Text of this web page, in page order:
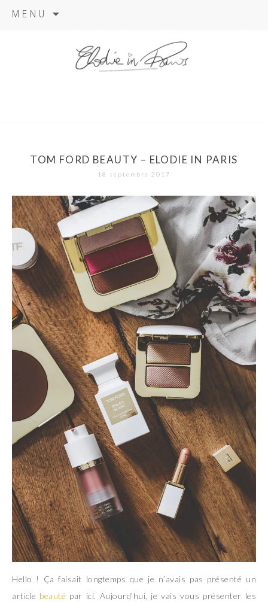
MENU
TOM FORD BEAUTY – ELODIE IN PARIS
18 septembre 2017
Hello ! Ça faisait longtemps que je n’avais pas présenté un
article beauté par ici. Aujourd’hui, je vais vous présenter les